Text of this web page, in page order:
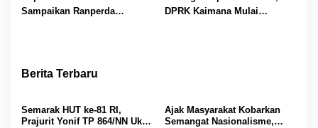
Sampaikan Ranperda
Persen
DPRK Kaimana Mulai
Berita Terbaru
Semarak HUT ke-81 RI,
Prajurit Yonif TP 864/NN Ukir
Ajak Masyarakat Kobarkan
Semangat Nasionalisme,